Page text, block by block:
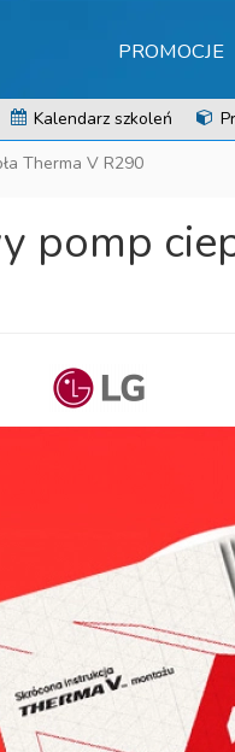
PROMOCJE
Kalendarz szkoleń
Therma V R290
pomp